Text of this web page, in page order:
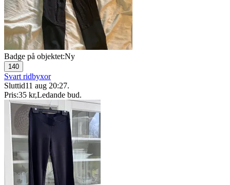
Badge på objektet:Ny
140
Svart ridbyxor
Sluttid11 aug 20:27.
Pris:35 kr,Ledande bud.